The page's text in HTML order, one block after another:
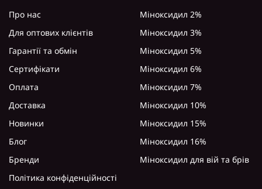
Про нас
Для оптових клієнтів
Гарантії та обмін
Сертифікати
Оплата
Доставка
Новинки
Блог
Бренди
Політика конфіденційності
Міноксидил 2%
Міноксидил 3%
Міноксидил 5%
Міноксидил 6%
Міноксидил 7%
Міноксидил 10%
Міноксидил 15%
Міноксидил 16%
Міноксидил для вій та брів